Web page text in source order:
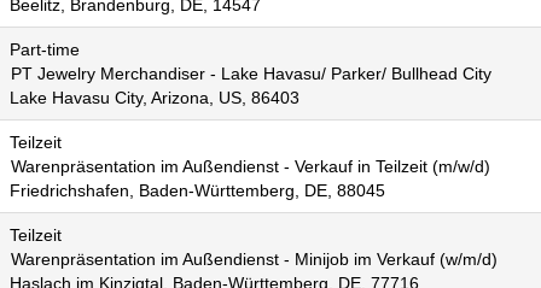
Beelitz, Brandenburg, DE, 14547
Part-time
PT Jewelry Merchandiser - Lake Havasu/ Parker/ Bullhead City
Lake Havasu City, Arizona, US, 86403
Teilzeit
Warenpräsentation im Außendienst - Verkauf in Teilzeit (m/w/d)
Friedrichshafen, Baden-Württemberg, DE, 88045
Teilzeit
Warenpräsentation im Außendienst - Minijob im Verkauf (w/m/d)
Haslach im Kinzigtal, Baden-Württemberg, DE, 77716